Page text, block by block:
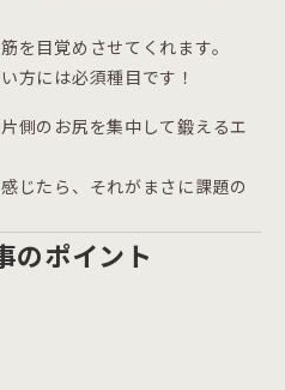
を目覚めさせてくれます。
方には必須種目です！
側のお尻を集中して鍛えるエ
じたら、それがまさに課題の
のポイント